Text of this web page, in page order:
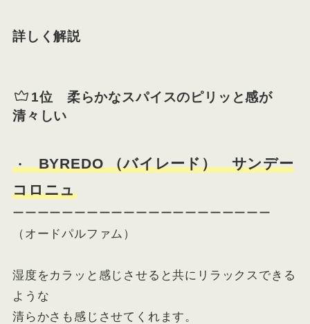
詳しく解説
1位 柔らかなスパイスのピリッと感が
清々しい
・BYREDO （バイレード） サンデー
コロニュ
ーーーーーーーーーーーーーーーーーーーーー
（オードパルファム）
湿度をカラッと感じさせると共にリラックスできる
ような
清らかさも感じさせてくれます。